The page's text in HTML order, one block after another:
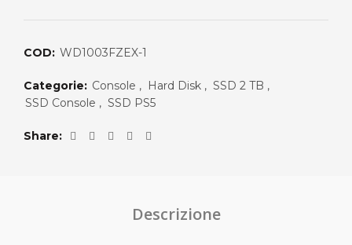
COD: WD1003FZEX-1
Categorie: Console , Hard Disk , SSD 2 TB ,
SSD Console , SSD PS5
Share
Descrizione